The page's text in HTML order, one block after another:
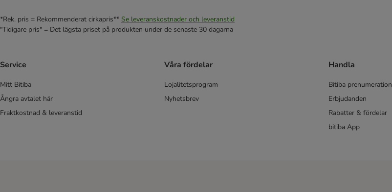
*Rek. pris = Rekommenderat cirkapris** Se leveranskostnader och leveranstid
"Tidigare pris" = Det lägsta priset på produkten under de senaste 30 dagarna
Service
Mitt Bitiba
Ångra avtalet här
Fraktkostnad & leveranstid
Våra fördelar
Lojalitetsprogram
Nyhetsbrev
Handla
Bitiba prenumeration
Erbjudanden
Rabatter & fördelar
bitiba App